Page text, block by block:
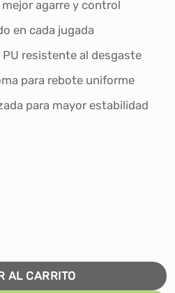
agarre y control
en cada jugada
resistente al desgaste
para rebote uniforme
para mayor estabilidad
VOLEO #VL6 PU TALLA #5
AL CARRITO